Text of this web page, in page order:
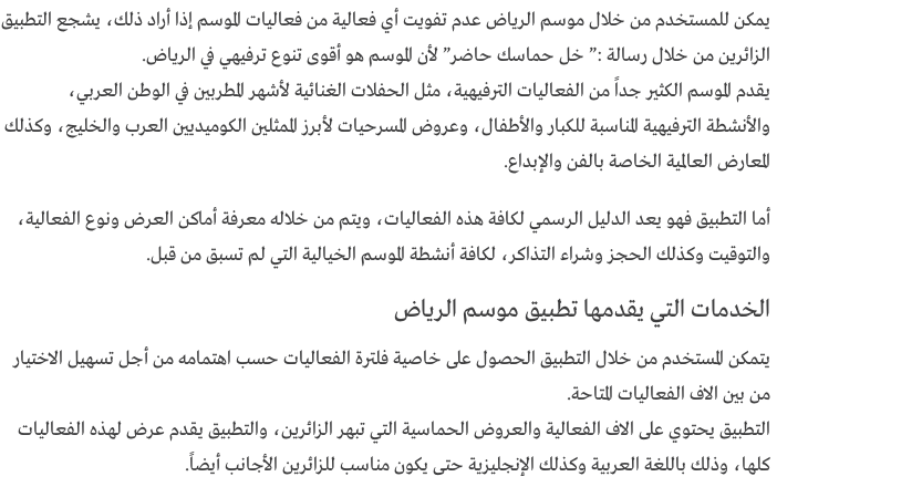
يمكن للمستخدم من خلال موسم الرياض عدم تفويت أي فعالية من فعاليات الموسم إذا أراد ذلك، يشجع التطبيق
الزائرين من خلال رسالة :” خل حماسك حاضر” لأن الموسم هو أقوى تنوع ترفيهي في الرياض.
يقدم الموسم الكثير جداً من الفعاليات الترفيهية، مثل الحفلات الغنائية لأشهر المطربين في الوطن العربي،
والأنشطة الترفيهية المناسبة للكبار والأطفال، وعروض المسرحيات لأبرز الممثلين الكوميديين العرب والخليج، وكذلك
المعارض العالمية الخاصة بالفن والإبداع.
أما التطبيق فهو يعد الدليل الرسمي لكافة هذه الفعاليات، ويتم من خلاله معرفة أماكن العرض ونوع الفعالية،
والتوقيت وكذلك الحجز وشراء التذاكر، لكافة أنشطة الموسم الخيالية التي لم تسبق من قبل.
الخدمات التي يقدمها تطبيق موسم الرياض
يتمكن المستخدم من خلال التطبيق الحصول على خاصية فلترة الفعاليات حسب اهتمامه من أجل تسهيل الاختيار
من بين الاف الفعاليات المتاحة.
التطبيق يحتوي على الاف الفعالية والعروض الحماسية التي تبهر الزائرين، والتطبيق يقدم عرض لهذه الفعاليات
كلها، وذلك باللغة العربية وكذلك الإنجليزية حتى يكون مناسب للزائرين الأجانب أيضاً.